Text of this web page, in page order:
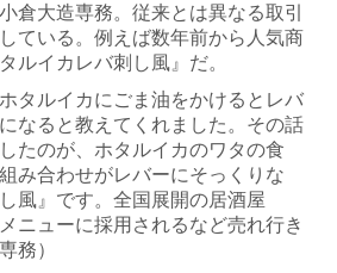
倉大造専務。従来とは異なる取引
ている。例えば数年前から人気商
ルイカレバ刺し風』だ。
タルイカにごま油をかけるとレバ
なると教えてくれました。その話
たのが、ホタルイカのワタの食
み合わせがレバーにそっくりな
風』です。全国展開の居酒屋
ニューに採用されるなど売れ行き
務）